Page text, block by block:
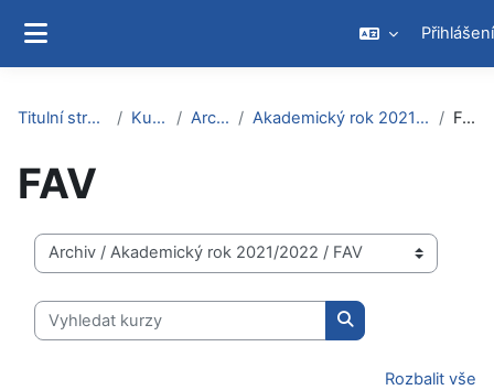
Přihlášení
Titulní stránka Kurzy Archiv Akademický rok 2021/2022 FAV
FAV
Kategorie kurzů
Vyhledat kurzy
Vyhledat kurzy
Rozbalit vše